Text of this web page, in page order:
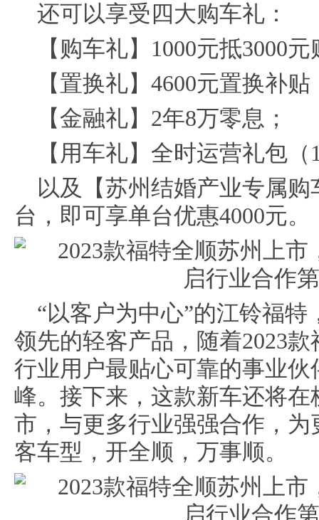
还可以享受四大购车礼：
【购车礼】1000元抵3000
【置换礼】4600元置换补贴
【金融礼】2年8万零息；
【用车礼】全时运营礼包
以及【苏州结婚产业专属
台，即可享单台优惠4000元。
“以客户为中心”的江铃福
领先的轻客产品，随着2023
行业用户最贴心可靠的事业
峰。接下来，这款新车还将
市，与更多行业强强合作，
客车型，开全顺，万事顺。